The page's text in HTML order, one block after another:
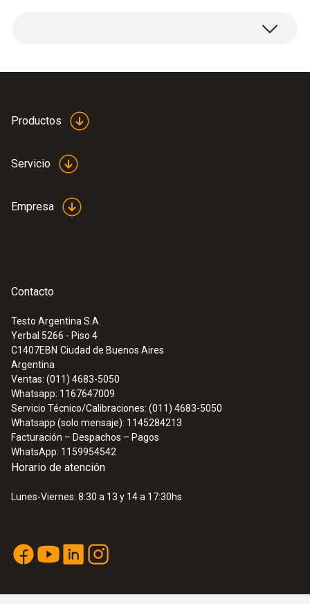
Pt100
Rango
80 s
Datos técnicos generales
Longitud del tubo de la sonda
1.000 mm
Diámetro punta del tubo de la sonda
6 mm
3,5 mm
Productos
Servicio
Empresa
Contacto
Testo Argentina S.A.
Yerbal 5266 - Piso 4
C1407EBN Ciudad de Buenos Aires
Argentina
Ventas: (011) 4683-5050
Whatsapp: 1167647009
Servicio Técnico/Calibraciones: (011) 4683-5050
Whatsapp (solo mensaje): 1145284213
Facturación – Despachos – Pagos
WhatsApp: 1159954542
Horario de atención
Lunes-Viernes: 8:30 a 13 y 14 a 17:30hs